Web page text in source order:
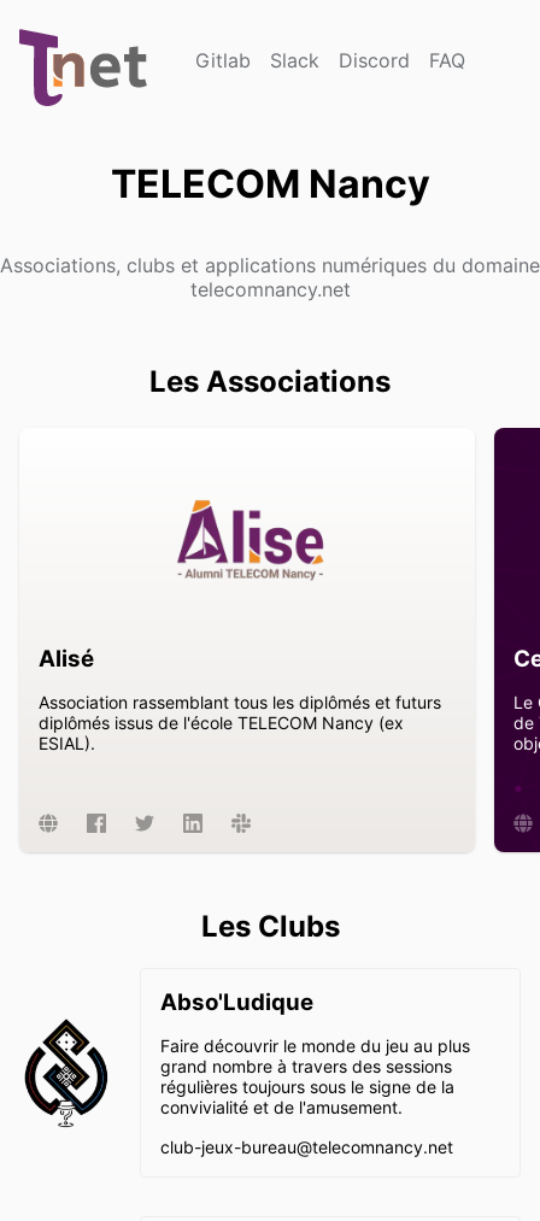
Gitlab Slack Discord FAQ
TELECOM Nancy
Associations, clubs et applications numériques du domaine
telecomnancy.net
Les Associations
Alisé
Association rassemblant tous les diplômés et futurs
diplômés issus de l'école TELECOM Nancy (ex
ESIAL).
Le
de
Les Clubs
Abso'Ludique
Faire découvrir le monde du jeu au plus
grand nombre à travers des sessions
régulières toujours sous le signe de la
convivialité et de l'amusement.
club-jeux-bureau@telecomnancy.net